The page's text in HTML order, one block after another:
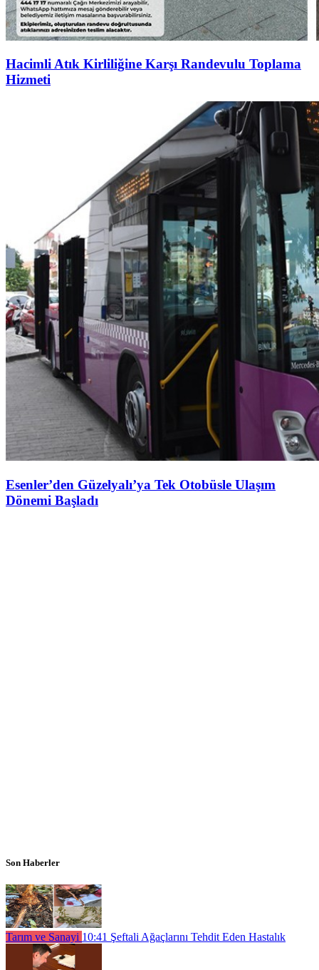
Hacimli Atık Kirliliğine Karşı Randevulu Toplama
Hizmeti
Esenler’den Güzelyalı’ya Tek Otobüsle Ulaşım
Dönemi Başladı
Son Haberler
Tarım ve Sanayi 10:41 Şeftali Ağaçlarını Tehdit Eden Hastalık